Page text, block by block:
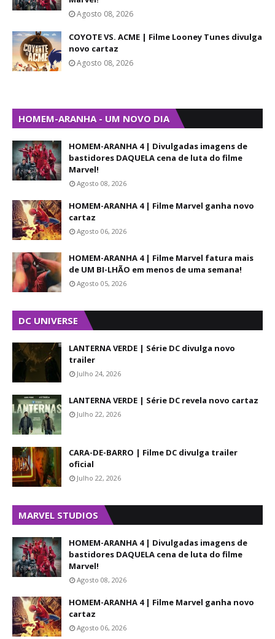
Agosto 08, 2026
COYOTE VS. ACME | Filme Looney Tunes divulga
novo cartaz
Agosto 08, 2026
HOMEM-ARANHA - UM NOVO DIA
HOMEM-ARANHA 4 | Divulgadas imagens de
bastidores DAQUELA cena de luta do filme
Marvel!
Agosto 08, 2026
HOMEM-ARANHA 4 | Filme Marvel ganha novo
cartaz
Agosto 06, 2026
HOMEM-ARANHA 4 | Filme Marvel fatura mais
de UM BI-LHÃO em menos de uma semana!
Agosto 05, 2026
DC UNIVERSE
LANTERNA VERDE | Série DC divulga novo
trailer
Julho 24, 2026
LANTERNA VERDE | Série DC revela novo cartaz
Julho 22, 2026
CARA-DE-BARRO | Filme DC divulga trailer
oficial
Julho 22, 2026
MARVEL STUDIOS
HOMEM-ARANHA 4 | Divulgadas imagens de
bastidores DAQUELA cena de luta do filme
Marvel!
Agosto 08, 2026
HOMEM-ARANHA 4 | Filme Marvel ganha novo
cartaz
Agosto 06, 2026